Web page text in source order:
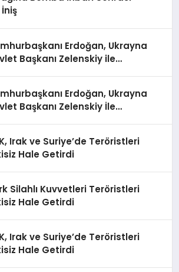
Erdoğan, Ukrayna
Başkanı Zelenskiy ile
Erdoğan, Ukrayna
Başkanı Zelenskiy İle
Irak ve Suriye’de Teröristleri
Hale Getirdi
Silahlı Kuvvetleri Teröristleri
Hale Getirdi
Irak ve Suriye’de Teröristleri
Hale Getirdi